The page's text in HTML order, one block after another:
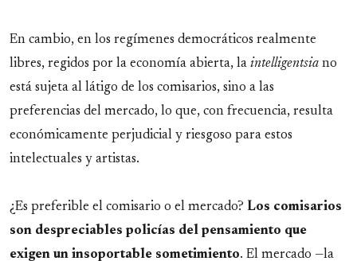
En cambio, en los regímenes democráticos realmente
libres, regidos por la economía abierta, la intelligentsia no
está sujeta al látigo de los comisarios, sino a las
preferencias del mercado, lo que, con frecuencia, resulta
económicamente perjudicial y riesgoso para estos
intelectuales y artistas.
¿Es preferible el comisario o el mercado? Los comisarios
son despreciables policías del pensamiento que
exigen un insoportable sometimiento. El mercado —la